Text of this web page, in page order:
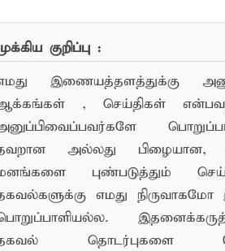
குறிப்பு :
இணையத்தளத்துக்கு
, செய்திகள்
அல்லது பிழையான,
புண்படுத்தும்
எமது
தொடர்புகளை